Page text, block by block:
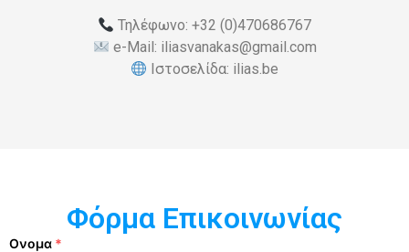
Τηλέφωνο: +32 (0)470686767
e-Mail: iliasvanakas@gmail.com
Ιστοσελίδα: ilias.be
Φόρμα Επικοινωνίας
Ονομα *